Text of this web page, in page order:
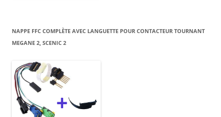
NAPPE FFC COMPLÈTE AVEC LANGUETTE POUR CONTACTEUR TOURNANT
MEGANE 2, SCENIC 2